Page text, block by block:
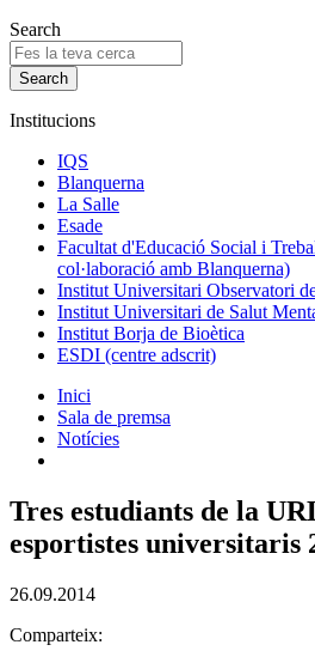
Search
Institucions
IQS
Blanquerna
La Salle
Esade
Facultat d'Educació Social i
col·laboració amb Blanquerna)
Institut Universitari Observatori
Institut Universitari de Salut
Institut Borja de Bioètica
ESDI (centre adscrit)
Inici
Sala de premsa
Notícies
Tres estudiants de la
esportistes universitaris
26.09.2014
Comparteix: